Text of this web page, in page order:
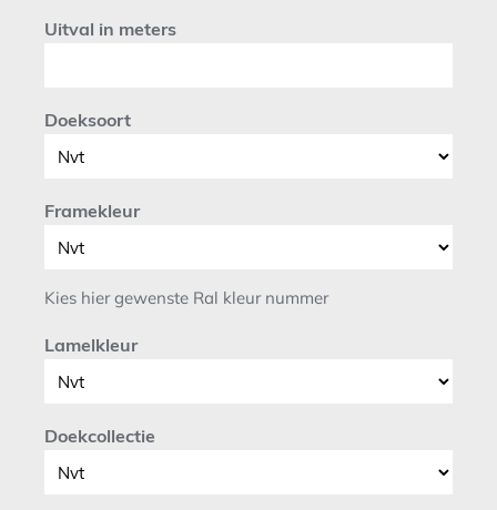
Uitval in meters
Doeksoort
Framekleur
Kies hier gewenste Ral kleur nummer
Lamelkleur
Doekcollectie